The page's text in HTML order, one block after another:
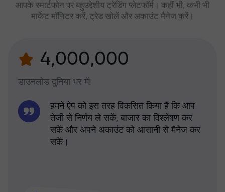
आपके स्मार्टफोन पर बहुउद्देशीय ट्रेडिंग प्लेटफॉर्म। कहीं भी, कभी भी
मार्केट मॉनिटर करें, ट्रेड खोलें और अकाउंट मैनेज करें।
4,000,000
डाउनलोड दुनिया भर में!
हमने ऐप को इस तरह विकसित किया है कि आप
तेजी से निर्णय ले सकें, बाजार का विश्लेषण कर
सकें और अपने अकाउंट को आसानी से मैनेज कर
सकें।